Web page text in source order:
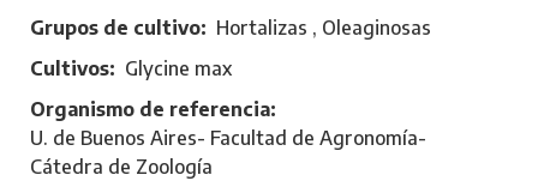
l
,
Grupos de cultivo
Hortalizas , Oleaginosas
Cultivos
Glycine max
Organismo de referencia
U. de Buenos Aires- Facultad de Agronomía-
Cátedra de Zoología